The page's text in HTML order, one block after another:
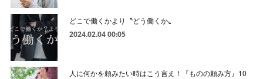
どこで働くかより〝どう働くか〟
2024.02.04 00:05
人に何かを頼みたい時はこう言え！『ものの頼み方』10